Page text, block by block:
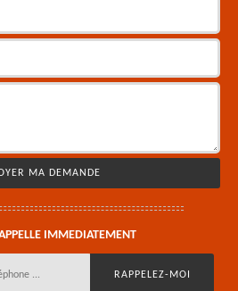
IMMEDIATEMENT